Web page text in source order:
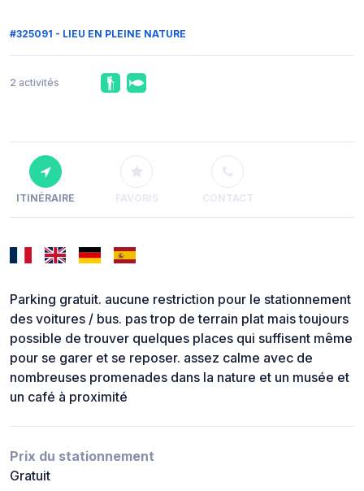
#325091 - LIEU EN PLEINE NATURE
2 activités
ITINÉRAIRE FAVORIS CONTACT
Parking gratuit. aucune restriction pour le stationnement
des voitures / bus. pas trop de terrain plat mais toujours
possible de trouver quelques places qui suffisent même
pour se garer et se reposer. assez calme avec de
nombreuses promenades dans la nature et un musée et
un café à proximité
Prix du stationnement
Gratuit